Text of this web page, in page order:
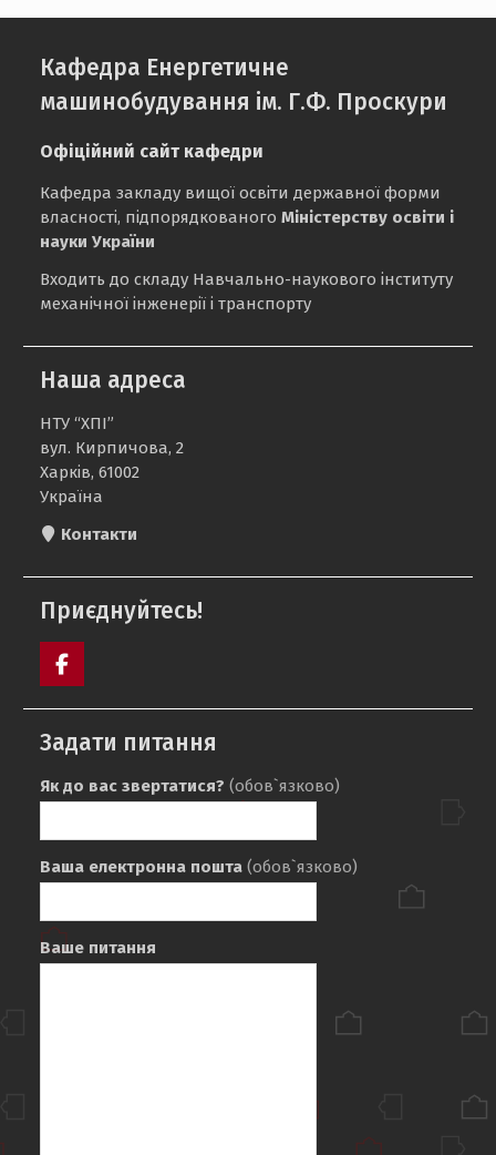
Кафедра Енергетичне
машинобудування ім. Г.Ф. Проскури
Офіційний сайт кафедри
Кафедра закладу вищої освіти державної форми
власності, підпорядкованогоМіністерству освіти і
науки України
Входить до складу Навчально-наукового інституту
механічної інженерії і транспорту
Наша адреса
НТУ “ХПІ”
вул. Кирпичова, 2
Харків, 61002
Україна
Контакти
Приєднуйтесь!
Задати питання
Як до вас звертатися? (обов`язково)
Ваша електронна пошта (обов`язково)
Ваше питання